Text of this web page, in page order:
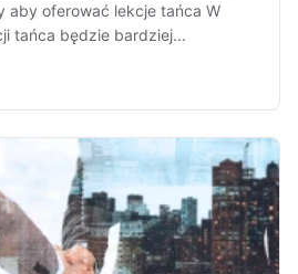
aby oferować lekcje tańca W
tańca będzie bardziej...